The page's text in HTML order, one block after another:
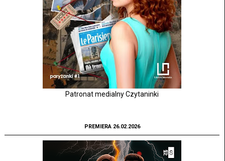
Patronat medialny Czytaninki
PREMIERA 26.02.2026